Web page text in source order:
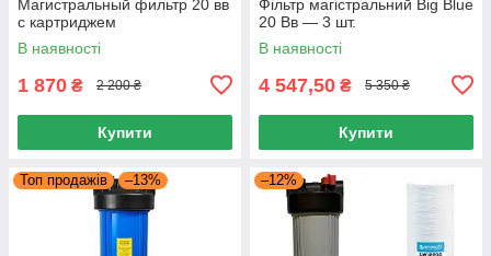
Магистральный фильтр 20 вв
с картриджем
В наявності
1 870 ₴ 2 200 ₴
Купити
Фільтр магістральний Big Blue
20 Вв — 3 шт.
В наявності
4 547,50 ₴ 5 350 ₴
Купити
Топ продажів –13% –12%